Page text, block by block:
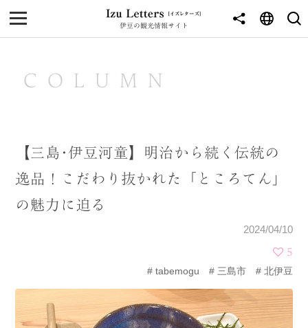
伊豆の観光情報サイト
MENU
NEWS
東伊豆
CATEGORY
COLUMN
【三島･伊豆河童】明治から続く伝統の
逸品！こだわり抜かれた「ところてん」
の魅力に迫る
2024/04/10
5
tabemogu
三島市 北伊豆